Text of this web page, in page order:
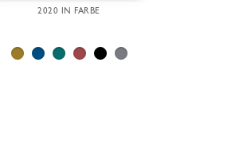
2020 IN FARBE